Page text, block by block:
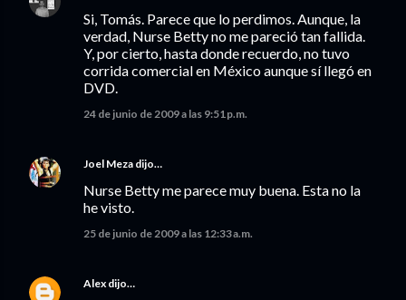
Si, Tomás. Parece que lo perdimos. Aunque, la
verdad, Nurse Betty no me pareció tan fallida.
Y, por cierto, hasta donde recuerdo, no tuvo
corrida comercial en México aunque sí llegó en
DVD.
24 de junio de 2009 a las 9:51 p.m.
Joel Meza dijo…
Nurse Betty me parece muy buena. Esta no la
he visto.
25 de junio de 2009 a las 12:33 a.m.
Alex dijo…